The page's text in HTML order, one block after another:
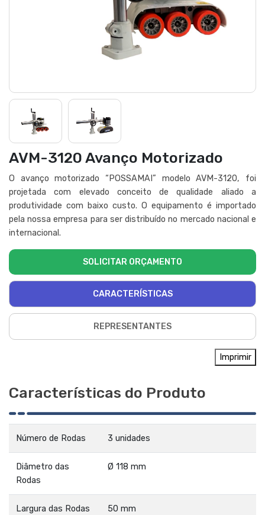
AVM-3120 Avanço Motorizado
O avanço motorizado “POSSAMAI” modelo AVM-3120, foi
projetada com elevado conceito de qualidade aliado a
produtividade com baixo custo. O equipamento é importado
pela nossa empresa para ser distribuído no mercado nacional e
internacional.
SOLICITAR ORÇAMENTO
CARACTERÍSTICAS
REPRESENTANTES
Imprimir
Características do Produto
Número de Rodas 3 unidades
Diâmetro das
Rodas
Ø 118 mm
Largura das Rodas 50 mm